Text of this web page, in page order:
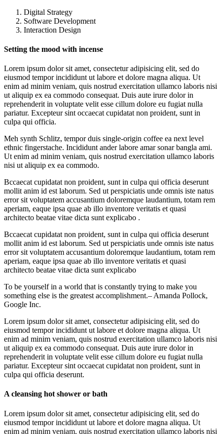
Digital Strategy
Software Development
Interaction Design
Setting the mood with incense
Lorem ipsum dolor sit amet, consectetur adipisicing elit, sed do
eiusmod tempor incididunt ut labore et dolore magna aliqua. Ut
enim ad minim veniam, quis nostrud exercitation ullamco laboris nisi
ut aliquip ex ea commodo consequat. Duis aute irure dolor in
reprehenderit in voluptate velit esse cillum dolore eu fugiat nulla
pariatur. Excepteur sint occaecat cupidatat non proident, sunt in
culpa qui officia.
Meh synth Schlitz, tempor duis single-origin coffee ea next level
ethnic fingerstache. Incididunt ander labore amar sonar bangla ami.
Ut enim ad minim veniam, quis nostrud exercitation ullamco laboris
nisi ut aliquip ex ea commodo.
Bccaecat cupidatat non proident, sunt in culpa qui officia deserunt
mollit anim id est laborum. Sed ut perspiciatis unde omnis iste natus
error sit voluptatem accusantium doloremque laudantium, totam rem
aperiam, eaque ipsa quae ab illo inventore veritatis et quasi
architecto beatae vitae dicta sunt explicabo .
Bccaecat cupidatat non proident, sunt in culpa qui officia deserunt
mollit anim id est laborum. Sed ut perspiciatis unde omnis iste natus
error sit voluptatem accusantium doloremque laudantium, totam rem
aperiam, eaque ipsa quae ab illo inventore veritatis et quasi
architecto beatae vitae dicta sunt explicabo
To be yourself in a world that is constantly trying to make you
something else is the greatest accomplishment.– Amanda Pollock,
Google Inc.
Lorem ipsum dolor sit amet, consectetur adipisicing elit, sed do
eiusmod tempor incididunt ut labore et dolore magna aliqua. Ut
enim ad minim veniam, quis nostrud exercitation ullamco laboris nisi
ut aliquip ex ea commodo consequat. Duis aute irure dolor in
reprehenderit in voluptate velit esse cillum dolore eu fugiat nulla
pariatur. Excepteur sint occaecat cupidatat non proident, sunt in
culpa qui officia deserunt.
A cleansing hot shower or bath
Lorem ipsum dolor sit amet, consectetur adipisicing elit, sed do
eiusmod tempor incididunt ut labore et dolore magna aliqua. Ut
enim ad minim veniam, quis nostrud exercitation ullamco laboris nisi